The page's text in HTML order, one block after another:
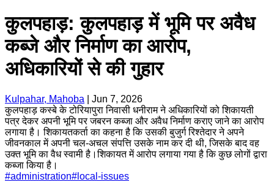
कुलपहाड़: कुलपहाड़ में भूमि पर अवैध
कब्जे और निर्माण का आरोप,
अधिकारियों से की गुहार
Kulpahar, Mahoba
Jun 7, 2026
कुलपहाड़ कस्बे के टोरियापुरा निवासी धनीराम ने अधिकारियों को शिकायती
पत्र देकर अपनी भूमि पर जबरन कब्जा और अवैध निर्माण कराए जाने का आरोप
लगाया है। शिकायतकर्ता का कहना है कि उसकी बुजुर्ग रिश्तेदार ने अपने
जीवनकाल में अपनी चल-अचल संपत्ति उसके नाम कर दी थी, जिसके बाद वह
उक्त भूमि का वैध स्वामी है।शिकायत में आरोप लगाया गया है कि कुछ लोगों द्वारा
कब्जा किया है।
#administration# local-issues